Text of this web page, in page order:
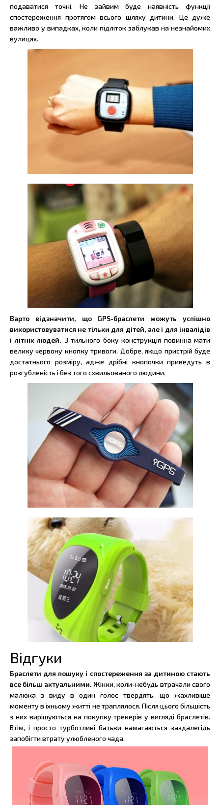
подаватися точні. Не зайвим буде наявність функції
спостереження протягом всього шляху дитини. Це дуже
важливо у випадках, коли підліток заблукав на незнайомих
вулицях.
Варто відзначити, що GPS-браслети можуть успішно
використовуватися не тільки для дітей, але і для інвалідів
і літніх людей. З тильного боку конструкція повинна мати
велику червону кнопку тривоги. Добре, якщо пристрій буде
достатнього розміру, адже дрібні кнопочки приведуть в
розгубленість і без того схвильованого людини.
Відгуки
Браслети для пошуку і спостереження за дитиною стають
все більш актуальними. Жінки, коли-небудь втрачали свого
малюка з виду в один голос твердять, що жахливіше
моменту в їхньому житті не траплялося. Після цього більшість
з них вирішуються на покупку трекерів у вигляді браслетів.
Втім, і просто турботливі батьки намагаються заздалегідь
запобігти втрату улюбленого чада.